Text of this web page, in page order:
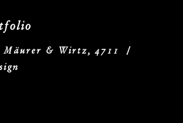
Mäurer & Wirtz, 4711 /